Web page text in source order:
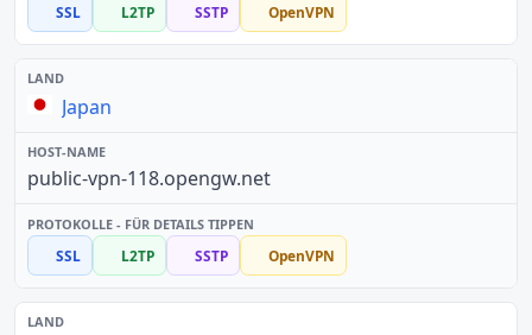
SSL L2TP SSTP OpenVPN
Japan
public-vpn-118.opengw.net
SSL L2TP SSTP OpenVPN